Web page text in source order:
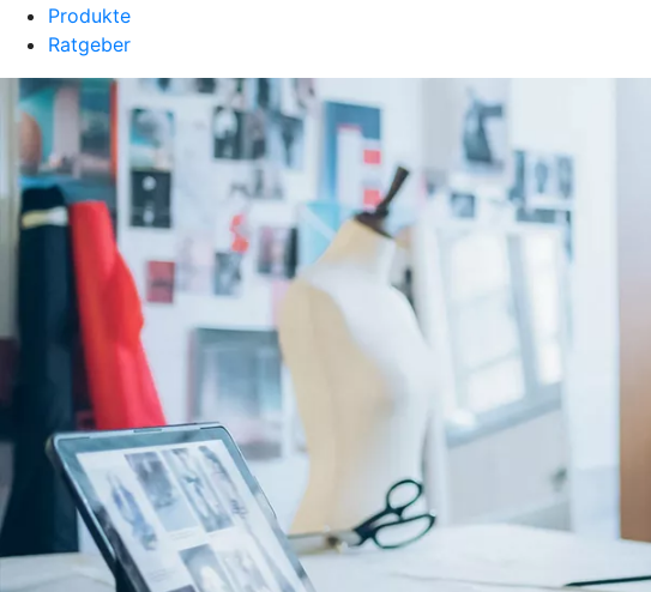
Produkte
Ratgeber